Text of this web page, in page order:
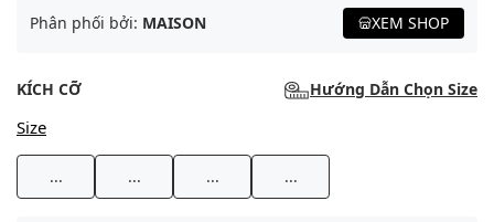
Phân phối bởi: MAISON XEM SHOP
KÍCH CỠ Hướng Dẫn Chọn Size
Size
... ... ... ...